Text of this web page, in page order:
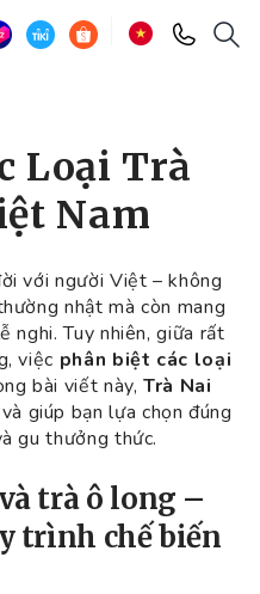
Loại Trà
Nam
với người Việt – không
nhật mà còn mang
nghi. Tuy nhiên, giữa rất
việc phân biệt các loại
bài viết này,Trà Nai
giúp bạn lựa chọn đúng
gu thưởng thức.
trà ô long –
trình chế biến